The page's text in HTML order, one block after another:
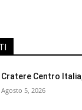
Cratere Centro
Agosto 5, 2026